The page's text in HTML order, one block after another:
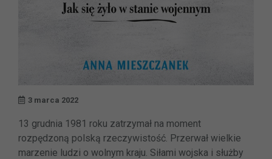
3 marca 2022
13 grudnia 1981 roku zatrzymał na moment
rozpędzoną polską rzeczywistość. Przerwał wielkie
marzenie ludzi o wolnym kraju. Siłami wojska i służby